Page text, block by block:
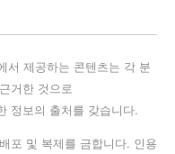
서 제공하는 콘텐츠는 각 분
거한 것으로
정보의 출처를 갖습니다.
포 및 복제를 금합니다. 인용